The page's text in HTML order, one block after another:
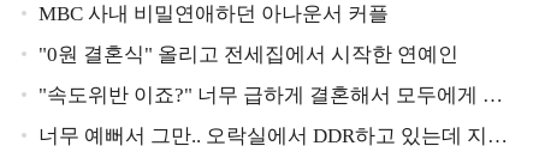
구 했다는 MBC 아나운서
MBC 사내 비밀연애하던 아나운서 커플
"0원 결혼식" 올리고 전세집에서 시작한 연예인
"속도위반 이죠?" 너무 급하게 결혼해서 모두에게 의
심 받았던 스타
너무 예뻐서 그만.. 오락실에서 DDR하고 있는데 지나